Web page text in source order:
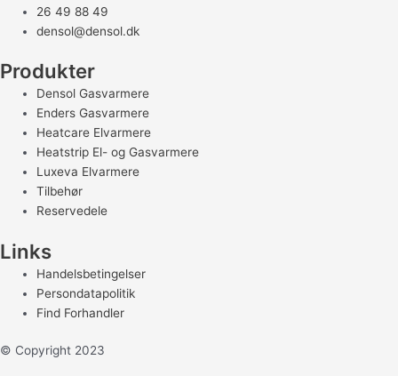
26 49 88 49
densol@densol.dk
Produkter
Densol Gasvarmere
Enders Gasvarmere
Heatcare Elvarmere
Heatstrip El- og Gasvarmere
Luxeva Elvarmere
Tilbehør
Reservedele
Links
Handelsbetingelser
Persondatapolitik
Find Forhandler
© Copyright 2023